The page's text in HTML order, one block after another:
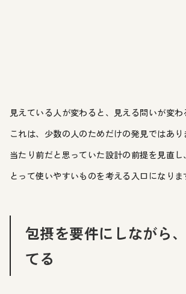
見えている人が変わると、見える問いが変わ
これは、少数の人のためだけの発見ではあ
当たり前だと思っていた設計の前提を見直
とって使いやすいものを考える入口になりま
包摂を要件にしながら
てる